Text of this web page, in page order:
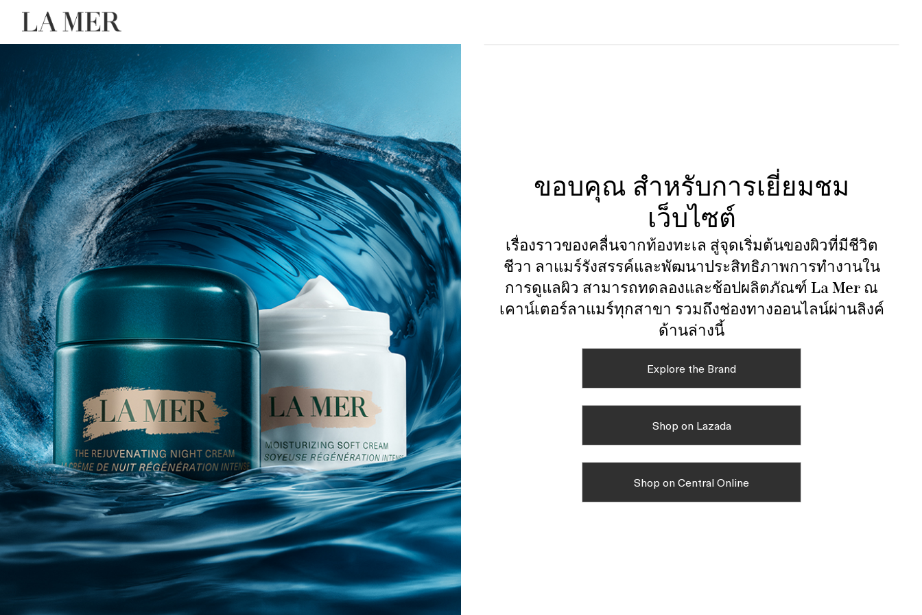
ขอบคุณ สำหรับการเยี่ยมชม
เว็บไซต์
เรื่องราวของคลื่นจากท้องทะเล สู่จุดเริ่มต้นของผิวที่มีชีวิต
ชีวา ลาแมร์รังสรรค์และพัฒนาประสิทธิภาพการทำงานใน
การดูแลผิว สามารถทดลองและช้อปผลิตภัณฑ์ La Mer ณ
เคาน์เตอร์ลาแมร์ทุกสาขา รวมถึงช่องทางออนไลน์ผ่านลิงค์
ด้านล่างนี้
Explore the Brand
Shop on Lazada
Shop on Central Online